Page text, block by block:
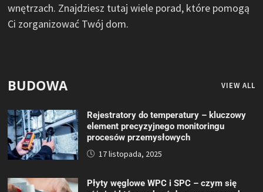
wnętrzach. Znajdziesz tutaj wiele porad, które pomogą
Ci zorganizować Twój dom.
BUDOWA VIEW ALL
Rejestratory do temperatury – kluczowy
element precyzyjnego monitoringu
procesów przemysłowych
17 listopada, 2025
Płyty węglowe WPC i SPC – czym się